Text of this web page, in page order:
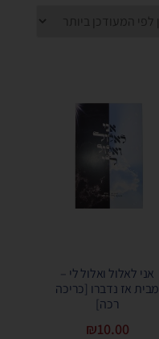
אני לאלול ואלול לי –
מבית אז נדברו [כריכה
רכה]
₪10.00